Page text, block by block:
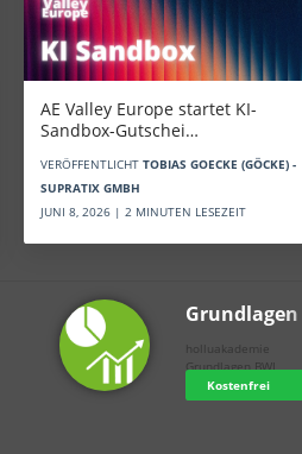
AE Valley Europe startet KI-
Sandbox-Gutschei…
VERÖFFENTLICHT TOBIAS GOECKE (GÖCKE) -
SUPRATIX GMBH
JUNI 8, 2026 | 2 MINUTEN LESEZEIT
Grundlagen
holluakademie
Grundlagen BWL
Kostenfrei